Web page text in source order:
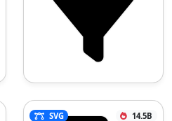
SVG 14.5B